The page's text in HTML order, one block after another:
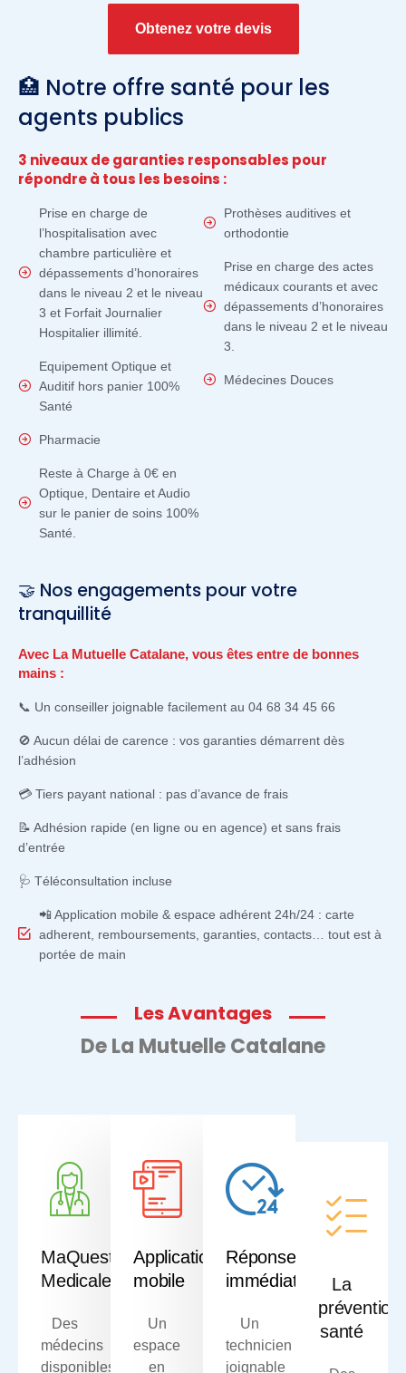
Obtenez votre devis
🏥 Notre offre santé pour les
agents publics
3 niveaux de garanties responsables pour
répondre à tous les besoins :
Prise en charge de
l’hospitalisation avec
chambre particulière et
dépassements d’honoraires
dans le niveau 2 et le niveau
3 et Forfait Journalier
Hospitalier illimité.
Equipement Optique et
Auditif hors panier 100%
Santé
Pharmacie
Reste à Charge à 0€ en
Optique, Dentaire et Audio
sur le panier de soins 100%
Santé.
Prothèses auditives et
orthodontie
Prise en charge des actes
médicaux courants et avec
dépassements d’honoraires
dans le niveau 2 et le niveau
3.
Médecines Douces
🤝 Nos engagements pour votre
tranquillité
Avec La Mutuelle Catalane, vous êtes entre de bonnes
mains :
📞 Un conseiller joignable facilement au 04 68 34 45 66
🚫 Aucun délai de carence : vos garanties démarrent dès
l’adhésion
💳 Tiers payant national : pas d’avance de frais
📝 Adhésion rapide (en ligne ou en agence) et sans frais
d’entrée
🩺 Téléconsultation incluse
📲 Application mobile & espace adhérent 24h/24 : carte
adherent, remboursements, garanties, contacts… tout est à
portée de main
Les Avantages
De La Mutuelle Catalane
MaQuestion
Medicale
Des
médecins
disponibles
Application
mobile
Un
espace
en
Réponse
immédiate
Un
technicien
joignable
La
prévention
santé